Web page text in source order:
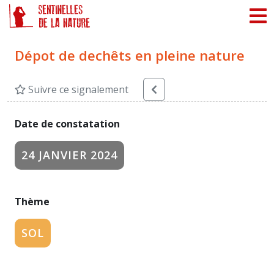
Dépot de dechêts en pleine nature
Suivre ce signalement
Date de constatation
24 JANVIER 2024
Thème
SOL
Panneau de gestion des cookies